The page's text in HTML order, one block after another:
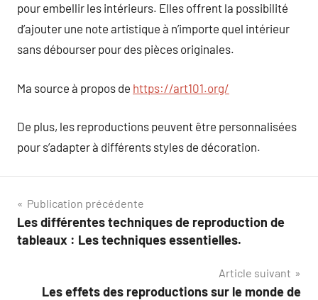
pour embellir les intérieurs. Elles offrent la possibilité
d’ajouter une note artistique à n’importe quel intérieur
sans débourser pour des pièces originales.
Ma source à propos de https://art101.org/
De plus, les reproductions peuvent être personnalisées
pour s’adapter à différents styles de décoration.
Navigation
de
Publication précédente
Les différentes techniques de reproduction de
tableaux : Les techniques essentielles.
Article suivant
Les effets des reproductions sur le monde de